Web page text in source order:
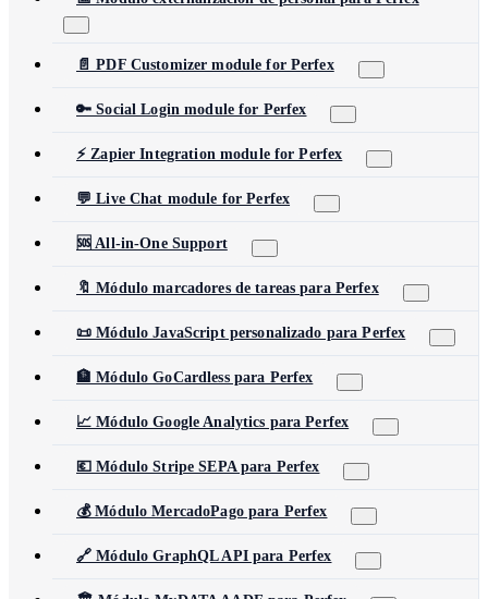
📄 PDF Customizer module for Perfex
🔑 Social Login module for Perfex
⚡ Zapier Integration module for Perfex
💬 Live Chat module for Perfex
🆘 All-in-One Support
🔖 Módulo marcadores de tareas para Perfex
📜 Módulo JavaScript personalizado para Perfex
🏦 Módulo GoCardless para Perfex
📈 Módulo Google Analytics para Perfex
💶 Módulo Stripe SEPA para Perfex
💰 Módulo MercadoPago para Perfex
🔗 Módulo GraphQL API para Perfex